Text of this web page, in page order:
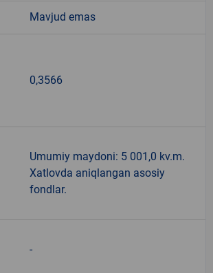
Mavjud emas
0,3566
Umumiy maydoni: 5 001,0 kv.m.
Xatlovda aniqlangan asosiy
fondlar.
-